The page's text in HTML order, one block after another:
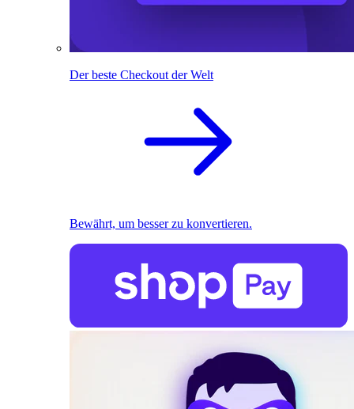
Der beste Checkout der Welt
Bewährt, um besser zu konvertieren.